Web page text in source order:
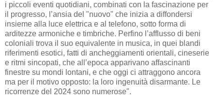
i piccoli eventi quotidiani, combinati con la fascinazione per
il progresso, l’ansia del "nuovo" che inizia a diffondersi
insieme alla luce elettrica e al telefono, sotto forma di
arditezze armoniche e timbriche. Perfino l’afflusso di beni
coloniali trova il suo equivalente in musica, in quei blandi
riferimenti esotici, fatti di ancheggiamenti orientali, cineserie
e ritmi sincopati, che all’epoca apparivano affascinanti
finestre su mondi lontani, e che oggi ci attraggono ancora
ma per il motivo opposto: la loro ingenuità disarmante. Le
ricorrenze del 2024 sono numerose".